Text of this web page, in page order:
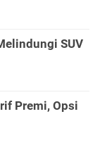
SUV
Premi, Opsi